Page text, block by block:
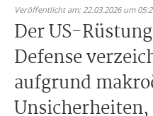
Veröffentlicht am: 22.03.2026 um
Der US-
Defense
aufgrund